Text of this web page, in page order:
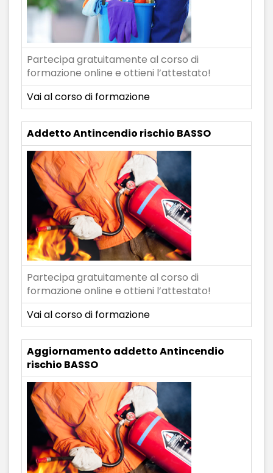
Partecipa gratuitamente al corso di
formazione online e ottieni l’attestato!
Vai al corso di formazione
Addetto Antincendio rischio BASSO
Partecipa gratuitamente al corso di
formazione online e ottieni l’attestato!
Vai al corso di formazione
Aggiornamento addetto Antincendio
rischio BASSO